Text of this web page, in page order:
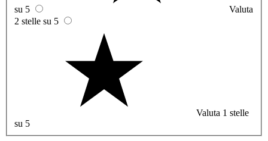
su 5
Valuta
2 stelle su 5
Valuta 1 stelle
su 5